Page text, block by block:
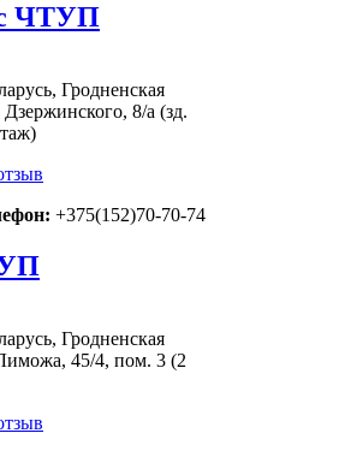
ЧТУП
Гродненская
8/а (зд.
+375(152)70-70-74
Гродненская
45/4, пом. 3 (2